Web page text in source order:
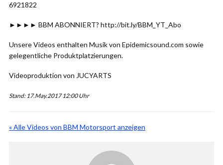
6921822
►►►► BBM ABONNIERT? http://bit.ly/BBM_YT_Abo
Unsere Videos enthalten Musik von Epidemicsound.com sowie
gelegentliche Produktplatzierungen.
Videoproduktion von JUCYARTS
Stand: 17.May.2017 12:00 Uhr
« Alle Videos von BBM Motorsport anzeigen